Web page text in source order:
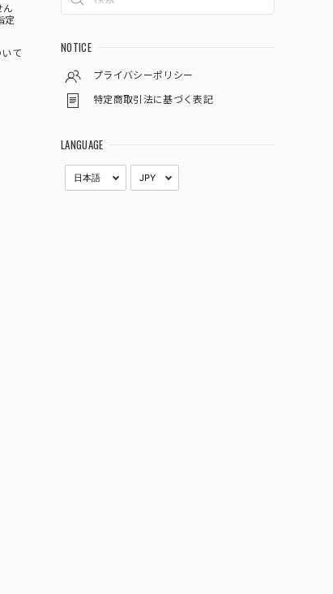
ん
定
て
NOTICE
プライバシーポリシー
特定商取引法に基づく表記
LANGUAGE